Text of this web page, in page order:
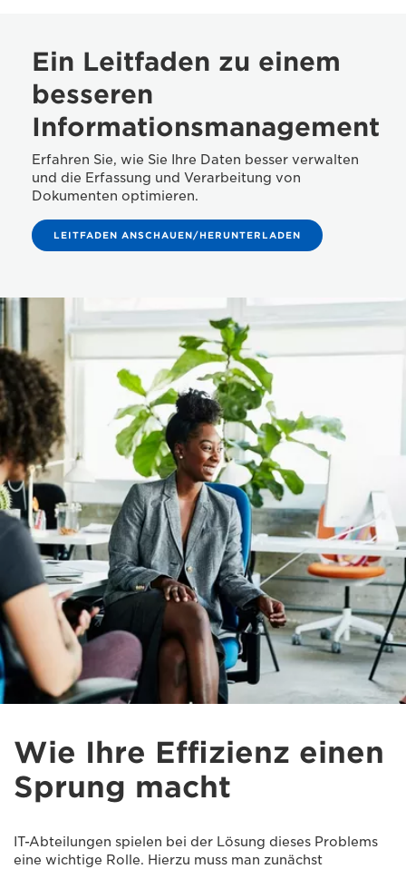
Ein Leitfaden zu einem
besseren
Informationsmanagement
Erfahren Sie, wie Sie Ihre Daten besser verwalten
und die Erfassung und Verarbeitung von
Dokumenten optimieren.
LEITFADEN ANSCHAUEN/HERUNTERLADEN
Wie Ihre Effizienz einen
Sprung macht
IT-Abteilungen spielen bei der Lösung dieses Problems
eine wichtige Rolle. Hierzu muss man zunächst